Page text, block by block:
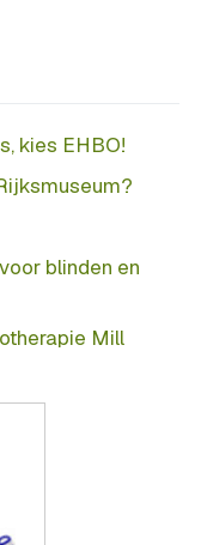
kies EHBO!
blinden en
Mill